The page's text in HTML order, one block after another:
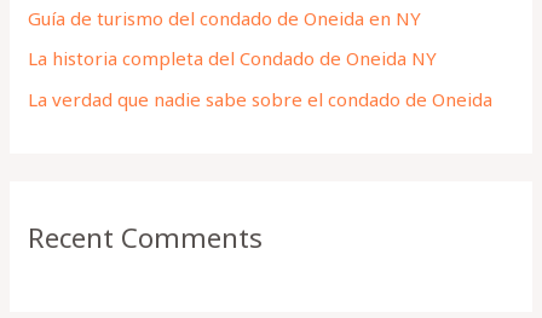
r
:
Guía de turismo del condado de Oneida en NY
La historia completa del Condado de Oneida NY
La verdad que nadie sabe sobre el condado de Oneida
Recent Comments